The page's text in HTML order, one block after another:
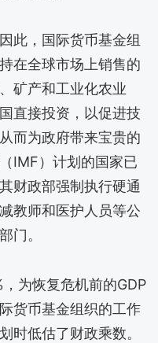
此，国际货币基金组
在全球市场上销售的
矿产和工业化农业
直接投资，以促进技
而为政府带来宝贵的
IMF）计划的国家已
财政部强制执行硬通
教师和医护人员等公
门。
为恢复危机前的GDP
货币基金组织的工作
时低估了财政乘数。